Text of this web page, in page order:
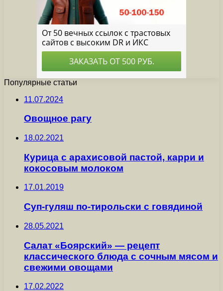
Популярные статьи
11.07.2024
Овощное рагу
18.02.2021
Курица с арахисовой пастой, карри и
кокосовым молоком
17.01.2019
Суп-гуляш по-тирольски с говядиной
28.05.2021
Салат «Боярский» — рецепт
классического блюда с сочным мясом и
свежими овощами
17.02.2022